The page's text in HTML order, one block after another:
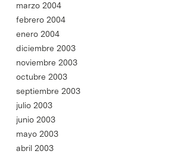
marzo 2004
febrero 2004
enero 2004
diciembre 2003
noviembre 2003
octubre 2003
septiembre 2003
julio 2003
junio 2003
mayo 2003
abril 2003